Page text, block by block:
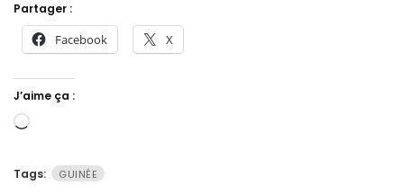
Partager :
Facebook X
J’aime ça :
Chargement…
Tags: GUINÉE